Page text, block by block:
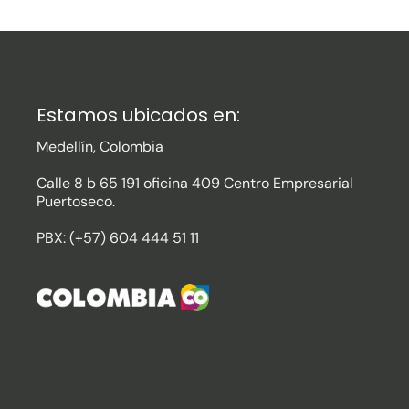
Estamos ubicados en:
Medellín, Colombia
Calle 8 b 65 191 oficina 409 Centro Empresarial
Puertoseco.
PBX: (+57) 604 444 51 11